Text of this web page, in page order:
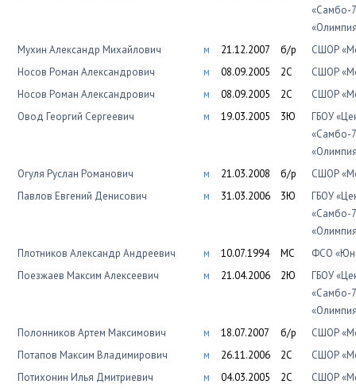
«Самбо-
Мухин Александр Михайлович
м 21.12.2007 б/р
СШОР
Носов Роман Александрович
м 08.09.2005 2С
СШОР
Носов Роман Александрович
м 08.09.2005 2С
СШОР
Овод Георгий Сергеевич
м 19.03.2005 3Ю
ГБОУ
«Самбо-
Огуля Руслан Романович
м 21.03.2008 б/р
СШОР
Павлов Евгений Денисович
м 31.03.2006 3Ю
ГБОУ
«Самбо-
Плотников Александр Андреевич
м 10.07.1994 МС
ФСО
Поезжаев Максим Алексеевич
м 21.04.2006 2Ю
ГБОУ
«Самбо-
Полонников Артем Максимович
м 18.07.2007 б/р
СШОР
Потапов Максим Владимирович
м 26.11.2006 2С
СШОР
Потихонин Илья Дмитриевич
м 04.03.2005 2С
СШОР